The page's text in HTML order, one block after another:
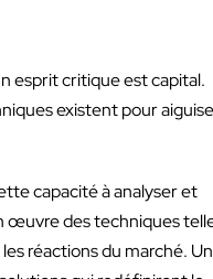
esprit critique est capital.
existent pour
capacité à analyser et
œuvre des techniques
réactions du marché. Un